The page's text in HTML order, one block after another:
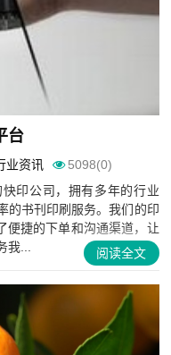
台
业资讯
5098(0)
印公司，拥有多年的行业
的书刊印刷服务。我们的印
便捷的下单和沟通渠道，让
我...
阅读全文